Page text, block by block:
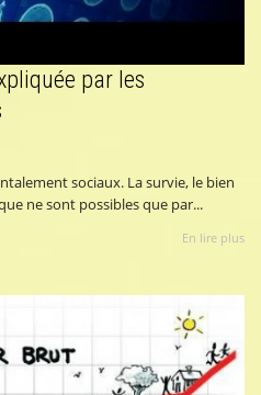
par les
sociaux. La survie, le bien
ne sont possibles que par...
En lire plus